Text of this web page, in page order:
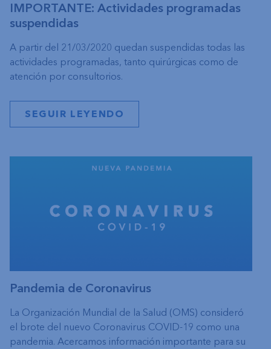
IMPORTANTE: Actividades programadas
suspendidas
A partir del 21/03/2020 quedan suspendidas todas las
actividades programadas, tanto quirúrgicas como de
atención por consultorios.
SEGUIR LEYENDO
Pandemia de Coronavirus
La Organización Mundial de la Salud (OMS) consideró
el brote del nuevo Coronavirus COVID-19 como una
pandemia. Acercamos información importante para su